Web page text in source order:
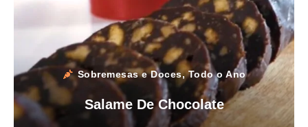
Sobremesas e Doces,Todo o Ano
Salame De Chocolate